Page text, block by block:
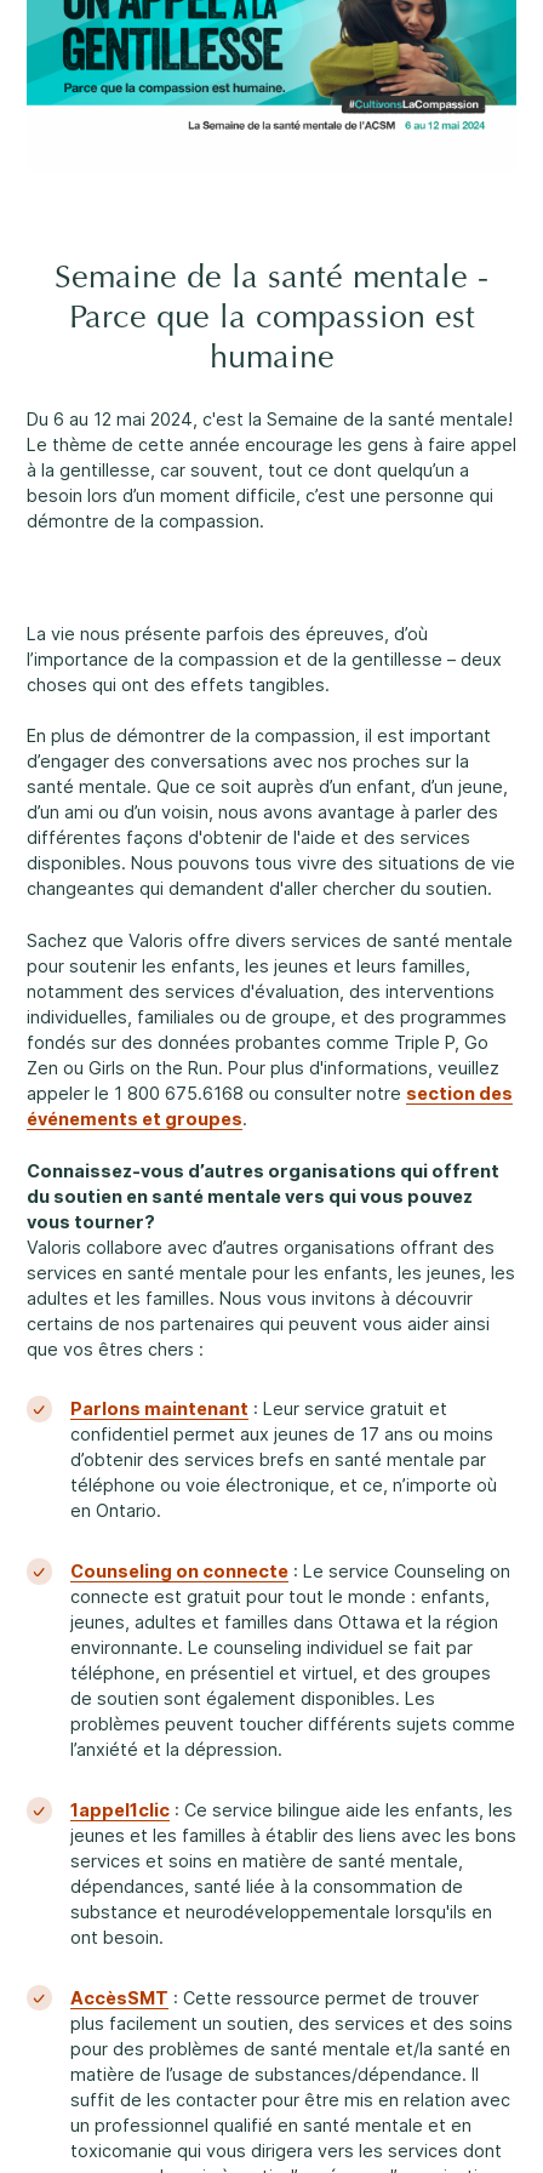
Passez nous voir.
Rockland
860, rue Caron, unité 1, Rockland
Embrun
8, rue Valoris, Embrun
Hawkesbury
411, rue Stanley, Hawkesbury
3 Un soutien rassurant
1-800-675-6168
Important :Si vos préoccupations sont à l’égard de la
sécurité d’un enfant, nous vous prions de nous contacter
au 1-800-675-6168. Votre appel peut demeurer anonyme.
et d’entamer les mesures de sécurité nécessaires
immédiatement.
Carrières
Nous joindre
Santé mentale
Développement et défis
Abus et négligence
Diversité et inclusivité
Participation communautaire
Faire une différence
Info parents
Info jeunes
Nos services
Semaine de la santé mentale -
Parce que la compassion est
humaine
Du 6 au 12 mai 2024, c'est la Semaine de la santé mentale!
Le thème de cette année encourage les gens à faire appel
à la gentillesse, car souvent, tout ce dont quelqu’un a
besoin lors d’un moment difficile, c’est une personne qui
démontre de la compassion.
La vie nous présente parfois des épreuves, d’où
l’importance de la compassion et de la gentillesse – deux
choses qui ont des effets tangibles.
En plus de démontrer de la compassion, il est important
d’engager des conversations avec nos proches sur la
santé mentale. Que ce soit auprès d’un enfant, d’un jeune,
d’un ami ou d’un voisin, nous avons avantage à parler des
différentes façons d'obtenir de l'aide et des services
disponibles. Nous pouvons tous vivre des situations de vie
changeantes qui demandent d'aller chercher du soutien.
Sachez que Valoris offre divers services de santé mentale
pour soutenir les enfants, les jeunes et leurs familles,
notamment des services d'évaluation, des interventions
individuelles, familiales ou de groupe, et des programmes
fondés sur des données probantes comme Triple P, Go
Zen ou Girls on the Run. Pour plus d'informations, veuillez
appeler le 1 800 675.6168 ou consulter notre section des
événements et groupes.
Connaissez-vous d’autres organisations qui offrent
du soutien en santé mentale vers qui vous pouvez
vous tourner?
Valoris collabore avec d’autres organisations offrant des
services en santé mentale pour les enfants, les jeunes, les
adultes et les familles. Nous vous invitons à découvrir
certains de nos partenaires qui peuvent vous aider ainsi
que vos êtres chers :
Parlons maintenant : Leur service gratuit et
confidentiel permet aux jeunes de 17 ans ou moins
d’obtenir des services brefs en santé mentale par
téléphone ou voie électronique, et ce, n’importe où
en Ontario.
Counseling on connecte: Le service Counseling on
connecte est gratuit pour tout le monde : enfants,
jeunes, adultes et familles dans Ottawa et la région
environnante. Le counseling individuel se fait par
téléphone, en présentiel et virtuel, et des groupes
de soutien sont également disponibles. Les
problèmes peuvent toucher différents sujets comme
l’anxiété et la dépression.
1appel1clic: Ce service bilingue aide les enfants, les
jeunes et les familles à établir des liens avec les bons
services et soins en matière de santé mentale,
dépendances, santé liée à la consommation de
substance et neurodéveloppementale lorsqu'ils en
ont besoin.
AccèsSMT : Cette ressource permet de trouver
plus facilement un soutien, des services et des soins
pour des problèmes de santé mentale et/la santé en
matière de l’usage de substances/dépendance. Il
suffit de les contacter pour être mis en relation avec
un professionnel qualifié en santé mentale et en
toxicomanie qui vous dirigera vers les services dont